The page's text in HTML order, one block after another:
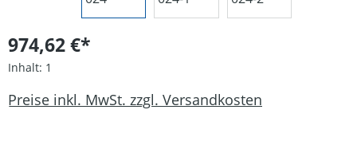
974,62 €*
Inhalt: 1
Preise inkl. MwSt. zzgl. Versandkosten